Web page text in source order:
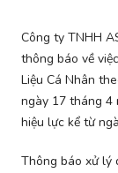
Công ty TNHH
thông báo về
Liệu Cá Nhân
ngày 17 tháng 4
hiệu lực kể từ
Thông báo xử lý